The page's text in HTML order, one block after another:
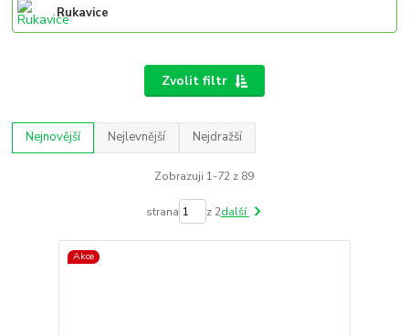
Rukavice
Zvolit filtr
Nejnovější Nejlevnější Nejdražší
Zobrazuji 1-72 z 89
strana z 2další
Akce